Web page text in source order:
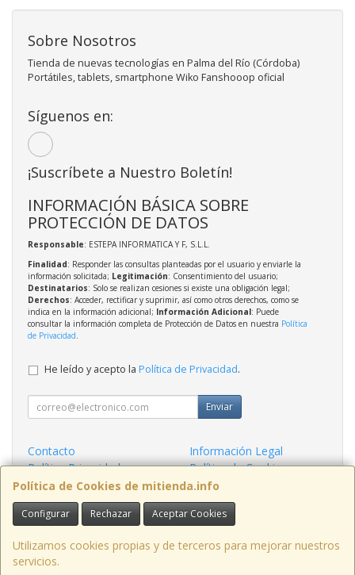
Política de Cookies de mitienda.info
Configurar Rechazar Aceptar Cookies
Utilizamos cookies propias y de terceros para mejorar nuestros
servicios.
Sobre Nosotros
Tienda de nuevas tecnologías en Palma del Río (Córdoba)
Portátiles, tablets, smartphone Wiko Fanshooop oficial
Síguenos en:
¡Suscríbete a Nuestro Boletín!
INFORMACIÓN BÁSICA SOBRE
PROTECCIÓN DE DATOS
Responsable: ESTEPA INFORMATICA Y F, S.L.L.
Finalidad: Responder las consultas planteadas por el usuario y enviarle la
información solicitada; Legitimación: Consentimiento del usuario;
Destinatarios: Solo se realizan cesiones si existe una obligación legal;
Derechos: Acceder, rectificar y suprimir, así como otros derechos, como se
indica en la información adicional; Información Adicional: Puede
consultar la información completa de Protección de Datos en nuestra Política
de Privacidad.
He leído y acepto la Política de Privacidad.
Enviar
Contacto
Información Legal
Política Privacidad
Política de Cookies
Condiciones de Compra
Formas de Pago
Contacto
admin@mitienda.info